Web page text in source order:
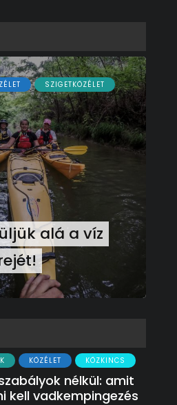
SZIGETKÖZÉLET
alá a víz
KÖZÉLET KÖZKINCS
nélkül: amit
kell vadkempingezés